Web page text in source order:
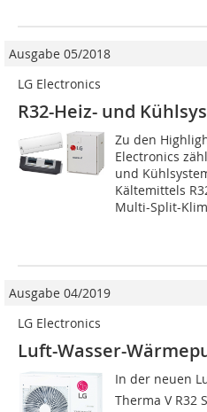
Ausgabe 05/2018
LG Electronics
R32-Heiz- und
Zu den
Electronics
und
Kältemittels
Multi-Split-
Ausgabe 04/2019
LG Electronics
Luft-Wasser-
In der neuen
Therma V R32